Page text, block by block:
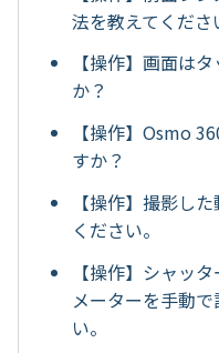
法を教えてくださ
【操作】画面は
か？
【操作】Osmo
すか？
【操作】撮影し
ください。
【操作】シャッ
メーターを手動
い。